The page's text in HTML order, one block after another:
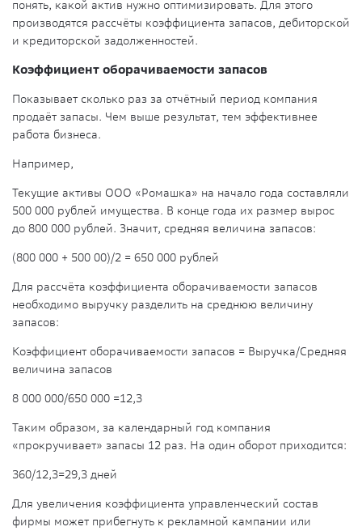
понять, какой актив нужно оптимизировать. Для этого
производятся рассчёты коэффициента запасов, дебиторской
и кредиторской задолженностей.
Коэффициент оборачиваемости запасов
Показывает сколько раз за отчётный период компания
продаёт запасы. Чем выше результат, тем эффективнее
работа бизнеса.
Например,
Текущие активы ООО «Ромашка» на начало года составляли
500 000 рублей имущества. В конце года их размер вырос
до 800 000 рублей. Значит, средняя величина запасов:
(800 000 + 500 00)/2 = 650 000 рублей
Для рассчёта коэффициента оборачиваемости запасов
необходимо выручку разделить на среднюю величину
запасов:
Коэффициент оборачиваемости запасов = Выручка/Средняя
величина запасов
8 000 000/650 000 =12,3
Таким образом, за календарный год компания
«прокручивает» запасы 12 раз. На один оборот приходится:
360/12,3=29,3 дней
Для увеличения коэффициента управленческий состав
фирмы может прибегнуть к рекламной кампании или